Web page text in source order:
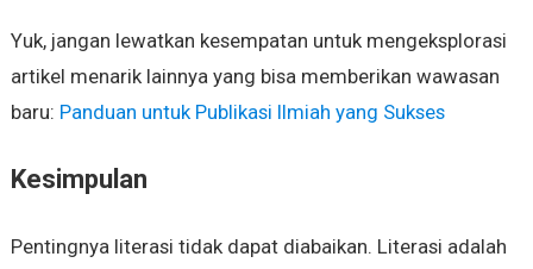
Yuk, jangan lewatkan kesempatan untuk mengeksplorasi
artikel menarik lainnya yang bisa memberikan wawasan
baru: Panduan untuk Publikasi Ilmiah yang Sukses
Kesimpulan
Pentingnya literasi tidak dapat diabaikan. Literasi adalah